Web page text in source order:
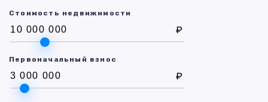
Стоимость недвижимости
₽
Первоначальный взнос
₽